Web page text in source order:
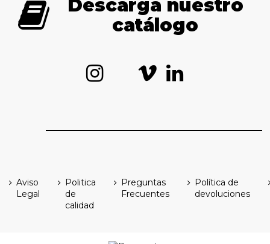
Descarga nuestro
catálogo
Aviso
Legal
Politica
de
calidad
Preguntas
Frecuentes
Política de
devoluciones